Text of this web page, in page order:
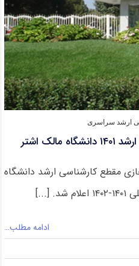
ارشد سراسری
اشتر
مقطع کارشناسی ارشد دانشگاه
ادامه مطلب…